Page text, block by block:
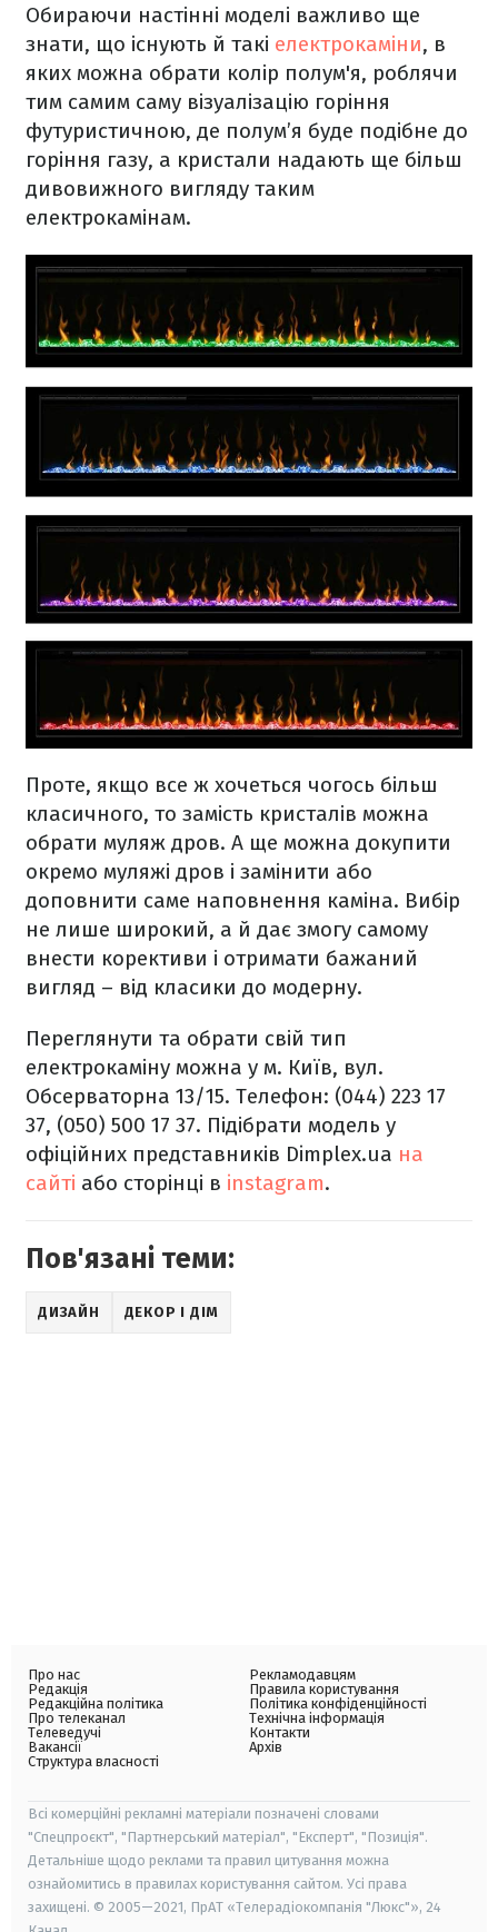
Обираючи настінні моделі важливо ще
знати, що існують й такі електрокаміни, в
яких можна обрати колір полум'я, роблячи
тим самим саму візуалізацію горіння
футуристичною, де полум’я буде подібне до
горіння газу, а кристали надають ще більш
дивовижного вигляду таким
електрокамінам.
Проте, якщо все ж хочеться чогось більш
класичного, то замість кристалів можна
обрати муляж дров. А ще можна докупити
окремо муляжі дров і замінити або
доповнити саме наповнення каміна. Вибір
не лише широкий, а й дає змогу самому
внести корективи і отримати бажаний
вигляд – від класики до модерну.
Переглянути та обрати свій тип
електрокаміну можна у м. Київ, вул.
Обсерваторна 13/15. Телефон: (044) 223 17
37, (050) 500 17 37. Підібрати модель у
офіційних представників Dimplex.ua на
сайті або сторінці в instagram.
Пов'язані теми:
ДИЗАЙН ДЕКОР І ДІМ
Про нас
Редакція
Редакційна політика
Про телеканал
Телеведучі
Вакансії
Структура власності
Рекламодавцям
Правила користування
Політика конфіденційності
Технічна інформація
Контакти
Архів
Всі комерційні рекламні матеріали позначені словами
"Спецпроєкт", "Партнерський матеріал", "Експерт", "Позиція".
Детальніше щодо реклами та правил цитування можна
ознайомитись в правилах користування сайтом. Усі права
захищені. © 2005—2021, ПрАТ «Телерадіокомпанія "Люкс"», 24